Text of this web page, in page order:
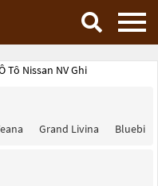
Tô Nissan NV Ghi
Grand Livina Bluebird